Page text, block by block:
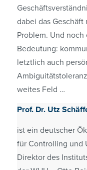
dabei das
Problem. Und
Bedeutung:
letztlich auch
weites Feld …
Prof. Dr. Utz
ist ein deutscher
für Controlling und
Direktor des